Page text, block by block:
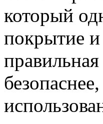
который
покрытие